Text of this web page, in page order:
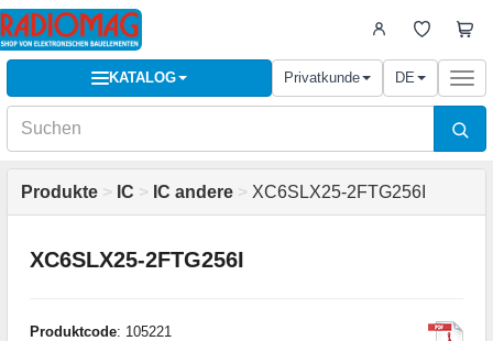
KATALOG Privatkunde DE
Produkte > IC > IC andere > XC6SLX25-2FTG256I
XC6SLX25-2FTG256I
Produktcode: 105221